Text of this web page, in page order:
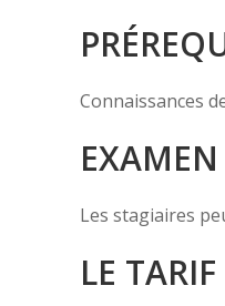
Connaissances
Les stagiaires
LE